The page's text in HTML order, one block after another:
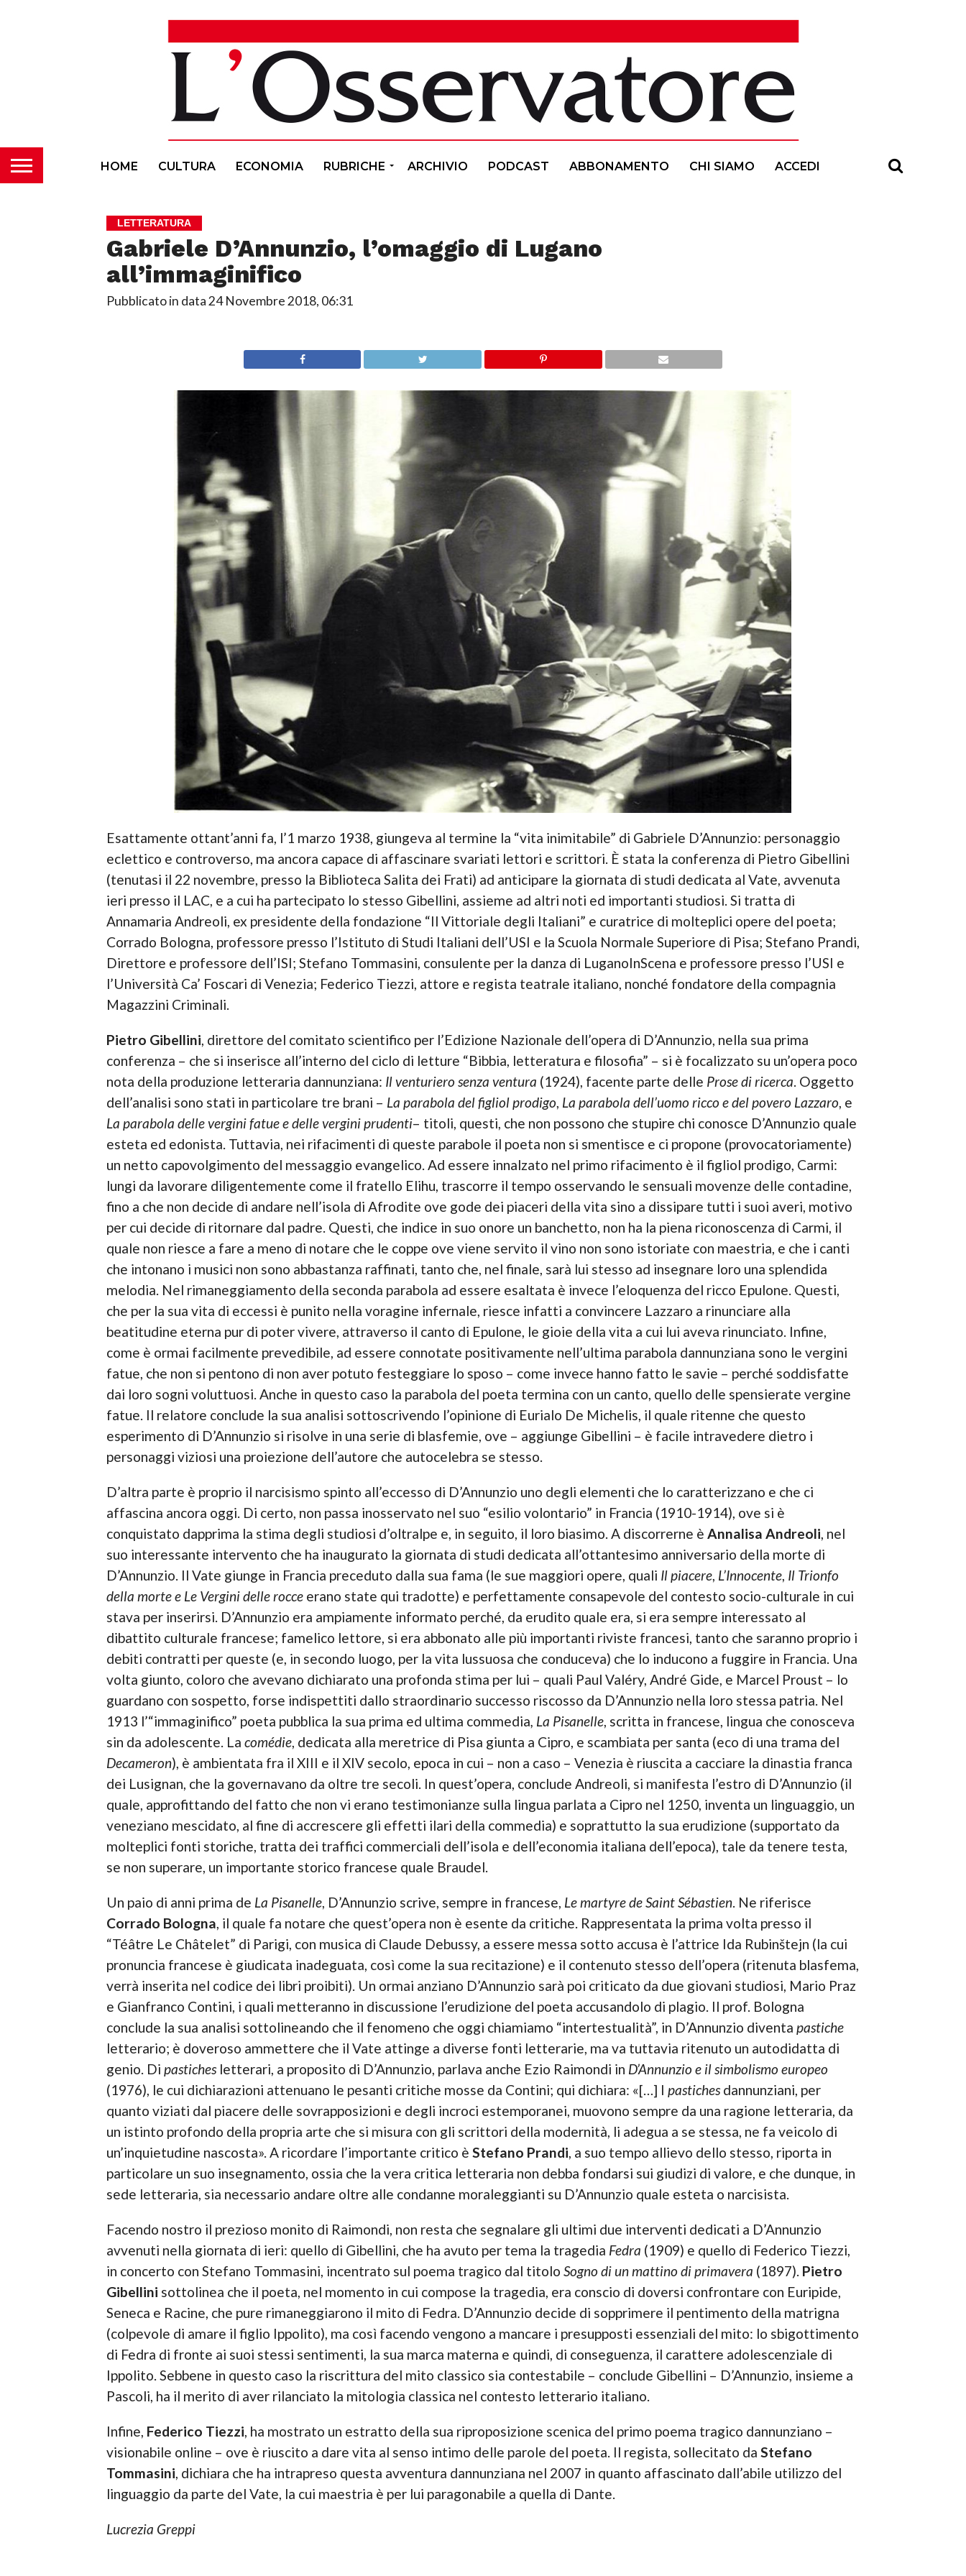
HOME CULTURA ECONOMIA RUBRICHE ARCHIVIO PODCAST ABBONAMENTO CHI SIAMO ACCEDI
LETTERATURA
Gabriele D’Annunzio, l’omaggio di Lugano
all’immaginifico
Pubblicato in data24 Novembre 2018, 06:31
Esattamente ottant’anni fa, l’1 marzo 1938, giungeva al termine la “vita inimitabile” di Gabriele D’Annunzio: personaggio
eclettico e controverso, ma ancora capace di affascinare svariati lettori e scrittori. È stata la conferenza di Pietro Gibellini
(tenutasi il 22 novembre, presso la Biblioteca Salita dei Frati) ad anticipare la giornata di studi dedicata al Vate, avvenuta
ieri presso il LAC, e a cui ha partecipato lo stesso Gibellini, assieme ad altri noti ed importanti studiosi. Si tratta di
Annamaria Andreoli, ex presidente della fondazione “Il Vittoriale degli Italiani” e curatrice di molteplici opere del poeta;
Corrado Bologna, professore presso l’Istituto di Studi Italiani dell’USI e la Scuola Normale Superiore di Pisa; Stefano Prandi,
Direttore e professore dell’ISI; Stefano Tommasini, consulente per la danza di LuganoInScena e professore presso l’USI e
l’Università Ca’ Foscari di Venezia; Federico Tiezzi, attore e regista teatrale italiano, nonché fondatore della compagnia
Magazzini Criminali.
Pietro Gibellini, direttore del comitato scientifico per l’Edizione Nazionale dell’opera di D’Annunzio, nella sua prima
conferenza – che si inserisce all’interno del ciclo di letture “Bibbia, letteratura e filosofia” – si è focalizzato su un’opera poco
nota della produzione letteraria dannunziana: Il venturiero senza ventura (1924), facente parte delle Prose di ricerca. Oggetto
dell’analisi sono stati in particolare tre brani – La parabola del figliol prodigo, La parabola dell’uomo ricco e del povero Lazzaro, e
La parabola delle vergini fatue e delle vergini prudenti– titoli, questi, che non possono che stupire chi conosce D’Annunzio quale
esteta ed edonista. Tuttavia, nei rifacimenti di queste parabole il poeta non si smentisce e ci propone (provocatoriamente)
un netto capovolgimento del messaggio evangelico. Ad essere innalzato nel primo rifacimento è il figliol prodigo, Carmi:
lungi da lavorare diligentemente come il fratello Elihu, trascorre il tempo osservando le sensuali movenze delle contadine,
fino a che non decide di andare nell’isola di Afrodite ove gode dei piaceri della vita sino a dissipare tutti i suoi averi, motivo
per cui decide di ritornare dal padre. Questi, che indice in suo onore un banchetto, non ha la piena riconoscenza di Carmi, il
quale non riesce a fare a meno di notare che le coppe ove viene servito il vino non sono istoriate con maestria, e che i canti
che intonano i musici non sono abbastanza raffinati, tanto che, nel finale, sarà lui stesso ad insegnare loro una splendida
melodia. Nel rimaneggiamento della seconda parabola ad essere esaltata è invece l’eloquenza del ricco Epulone. Questi,
che per la sua vita di eccessi è punito nella voragine infernale, riesce infatti a convincere Lazzaro a rinunciare alla
beatitudine eterna pur di poter vivere, attraverso il canto di Epulone, le gioie della vita a cui lui aveva rinunciato. Infine,
come è ormai facilmente prevedibile, ad essere connotate positivamente nell’ultima parabola dannunziana sono le vergini
fatue, che non si pentono di non aver potuto festeggiare lo sposo – come invece hanno fatto le savie – perché soddisfatte
dai loro sogni voluttuosi. Anche in questo caso la parabola del poeta termina con un canto, quello delle spensierate vergine
fatue. Il relatore conclude la sua analisi sottoscrivendo l’opinione di Eurialo De Michelis, il quale ritenne che questo
esperimento di D’Annunzio si risolve in una serie di blasfemie, ove – aggiunge Gibellini – è facile intravedere dietro i
personaggi viziosi una proiezione dell’autore che autocelebra se stesso.
D’altra parte è proprio il narcisismo spinto all’eccesso di D’Annunzio uno degli elementi che lo caratterizzano e che ci
affascina ancora oggi. Di certo, non passa inosservato nel suo “esilio volontario” in Francia (1910-1914), ove si è
conquistato dapprima la stima degli studiosi d’oltralpe e, in seguito, il loro biasimo. A discorrerne è Annalisa Andreoli, nel
suo interessante intervento che ha inaugurato la giornata di studi dedicata all’ottantesimo anniversario della morte di
D’Annunzio. Il Vate giunge in Francia preceduto dalla sua fama (le sue maggiori opere, quali Il piacere, L’Innocente, Il Trionfo
della morte e Le Vergini delle rocce erano state qui tradotte) e perfettamente consapevole del contesto socio-culturale in cui
stava per inserirsi. D’Annunzio era ampiamente informato perché, da erudito quale era, si era sempre interessato al
dibattito culturale francese; famelico lettore, si era abbonato alle più importanti riviste francesi, tanto che saranno proprio i
debiti contratti per queste (e, in secondo luogo, per la vita lussuosa che conduceva) che lo inducono a fuggire in Francia. Una
volta giunto, coloro che avevano dichiarato una profonda stima per lui – quali Paul Valéry, André Gide, e Marcel Proust – lo
guardano con sospetto, forse indispettiti dallo straordinario successo riscosso da D’Annunzio nella loro stessa patria. Nel
1913 l’“immaginifico” poeta pubblica la sua prima ed ultima commedia, La Pisanelle, scritta in francese, lingua che conosceva
sin da adolescente. La comédie, dedicata alla meretrice di Pisa giunta a Cipro, e scambiata per santa (eco di una trama del
Decameron), è ambientata fra il XIII e il XIV secolo, epoca in cui – non a caso – Venezia è riuscita a cacciare la dinastia franca
dei Lusignan, che la governavano da oltre tre secoli. In quest’opera, conclude Andreoli, si manifesta l’estro di D’Annunzio (il
quale, approfittando del fatto che non vi erano testimonianze sulla lingua parlata a Cipro nel 1250, inventa un linguaggio, un
veneziano mescidato, al fine di accrescere gli effetti ilari della commedia) e soprattutto la sua erudizione (supportato da
molteplici fonti storiche, tratta dei traffici commerciali dell’isola e dell’economia italiana dell’epoca), tale da tenere testa,
se non superare, un importante storico francese quale Braudel.
Un paio di anni prima de La Pisanelle, D’Annunzio scrive, sempre in francese, Le martyre de Saint Sébastien. Ne riferisce
Corrado Bologna, il quale fa notare che quest’opera non è esente da critiche. Rappresentata la prima volta presso il
“Téâtre Le Châtelet” di Parigi, con musica di Claude Debussy, a essere messa sotto accusa è l’attrice Ida Rubinštejn (la cui
pronuncia francese è giudicata inadeguata, così come la sua recitazione) e il contenuto stesso dell’opera (ritenuta blasfema,
verrà inserita nel codice dei libri proibiti). Un ormai anziano D’Annunzio sarà poi criticato da due giovani studiosi, Mario Praz
e Gianfranco Contini, i quali metteranno in discussione l’erudizione del poeta accusandolo di plagio. Il prof. Bologna
conclude la sua analisi sottolineando che il fenomeno che oggi chiamiamo “intertestualità”, in D’Annunzio diventa pastiche
letterario; è doveroso ammettere che il Vate attinge a diverse fonti letterarie, ma va tuttavia ritenuto un autodidatta di
genio. Di pastiches letterari, a proposito di D’Annunzio, parlava anche Ezio Raimondi in D’Annunzio e il simbolismo europeo
(1976), le cui dichiarazioni attenuano le pesanti critiche mosse da Contini; qui dichiara: «[…] I pastichesdannunziani, per
quanto viziati dal piacere delle sovrapposizioni e degli incroci estemporanei, muovono sempre da una ragione letteraria, da
un istinto profondo della propria arte che si misura con gli scrittori della modernità, li adegua a se stessa, ne fa veicolo di
un’inquietudine nascosta». A ricordare l’importante critico è Stefano Prandi, a suo tempo allievo dello stesso, riporta in
particolare un suo insegnamento, ossia che la vera critica letteraria non debba fondarsi sui giudizi di valore, e che dunque, in
sede letteraria, sia necessario andare oltre alle condanne moraleggianti su D’Annunzio quale esteta o narcisista.
Facendo nostro il prezioso monito di Raimondi, non resta che segnalare gli ultimi due interventi dedicati a D’Annunzio
avvenuti nella giornata di ieri: quello di Gibellini, che ha avuto per tema la tragedia Fedra (1909) e quello di Federico Tiezzi,
in concerto con Stefano Tommasini, incentrato sul poema tragico dal titolo Sogno di un mattino di primavera (1897). Pietro
Gibellini sottolinea che il poeta, nel momento in cui compose la tragedia, era conscio di doversi confrontare con Euripide,
Seneca e Racine, che pure rimaneggiarono il mito di Fedra. D’Annunzio decide di sopprimere il pentimento della matrigna
(colpevole di amare il figlio Ippolito), ma così facendo vengono a mancare i presupposti essenziali del mito: lo sbigottimento
di Fedra di fronte ai suoi stessi sentimenti, la sua marca materna e quindi, di conseguenza, il carattere adolescenziale di
Ippolito. Sebbene in questo caso la riscrittura del mito classico sia contestabile – conclude Gibellini – D’Annunzio, insieme a
Pascoli, ha il merito di aver rilanciato la mitologia classica nel contesto letterario italiano.
Infine, Federico Tiezzi, ha mostrato un estratto della sua riproposizione scenica del primo poema tragico dannunziano –
visionabile online – ove è riuscito a dare vita al senso intimo delle parole del poeta. Il regista, sollecitato da Stefano
Tommasini, dichiara che ha intrapreso questa avventura dannunziana nel 2007 in quanto affascinato dall’abile utilizzo del
linguaggio da parte del Vate, la cui maestria è per lui paragonabile a quella di Dante.
Lucrezia Greppi